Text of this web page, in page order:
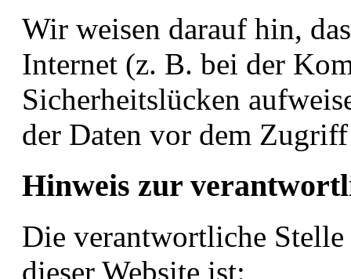
Wir weisen darauf hin,
Internet (z. B. bei der
Sicherheitslücken
der Daten vor dem
Hinweis zur
Die verantwortliche
dieser Website ist: